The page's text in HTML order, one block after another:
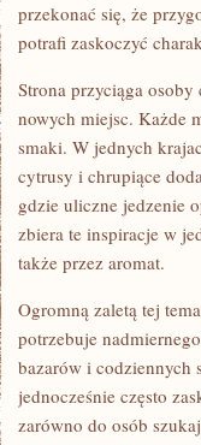
przekonać się, że
potrafi zaskoczyć
Strona przyciąga
nowych miejsc. Każde
smaki. W jednych
cytrusy i chrupiące
gdzie uliczne jedzenie
zbiera te inspiracje w
także przez aromat.
Ogromną zaletą tej
potrzebuje
bazarów i codziennych
jednocześnie często
zarówno do osób